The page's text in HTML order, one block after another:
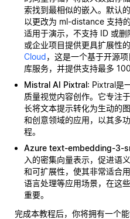
索找到最相似的嵌入。默认
以更改为 ml-distance 支持
适用于演示，不支持 ID 或
或企业项目提供更具扩展性
Cloud，这是一个基于开源项
库服务，并提供支持最多
Mistral AI Pixtral: Pixtral是
质量视觉内容创作。它专注
长将文本提示转化为生动的
和创意领域的应用，以其多
程。
Azure text-embedding-3-
入的密集向量表示，促进语
和可扩展性，使其非常适合
语言处理等应用场景，在这
重要。
完成本教程后，你将拥有一个